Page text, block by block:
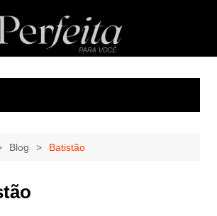
Revista Perfeita
do interior de Sergipe
Blog Batistão